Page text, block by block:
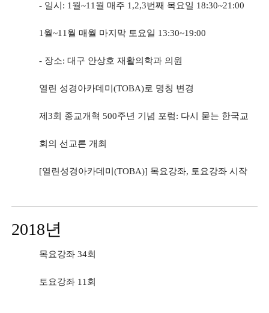
- 일시: 1월~11월 매주 1,2,3번째 목요일 18:30~21:00
1월~11월 매월 마지막 토요일 13:30~19:00
- 장소: 대구 안상호 재활의학과 의원
열린 성경아카데미(TOBA)로 명칭 변경
제3회 종교개혁 500주년 기념 포럼: 다시 묻는 한국교
회의 선교론 개최
[열린성경아카데미(TOBA)] 목요강좌, 토요강좌 시작
2018년
목요강좌 34회
토요강좌 11회